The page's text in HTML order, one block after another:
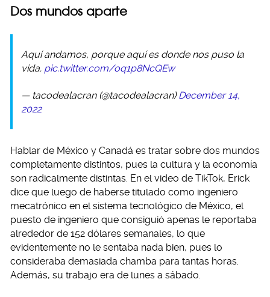
Dos mundos aparte
Aquí andamos, porque aquí es donde nos puso la
vida. pic.twitter.com/oq1p8NcQEw
— tacodealacran (@tacodealacran)December 14,
2022
Hablar de México y Canadá es tratar sobre dos mundos
completamente distintos, pues la cultura y la economía
son radicalmente distintas. En el video de TikTok, Erick
dice que luego de haberse titulado como ingeniero
mecatrónico en el sistema tecnológico de México, el
puesto de ingeniero que consiguió apenas le reportaba
alrededor de 152 dólares semanales, lo que
evidentemente no le sentaba nada bien, pues lo
consideraba demasiada chamba para tantas horas.
Además, su trabajo era de lunes a sábado.